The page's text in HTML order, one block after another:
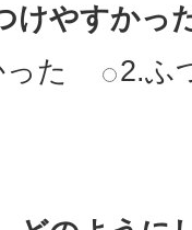
けやすかっ
た
2.ふ